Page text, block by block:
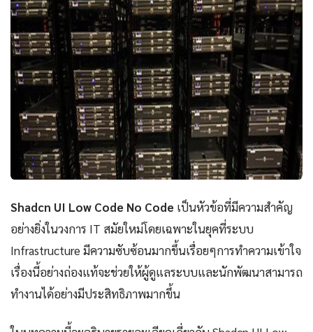
Shadcn UI Low Code No Code เป็นหัวข้อที่มีความสำคัญ
อย่างยิ่งในวงการ IT สมัยใหม่โดยเฉพาะในยุคที่ระบบ
Infrastructure มีความซับซ้อนมากขึ้นเรื่อยๆการทำความเข้าใจ
เรื่องนี้อย่างถ่องแท้จะช่วยให้ผู้ดูแลระบบและนักพัฒนาสามารถ
ทำงานได้อย่างมีประสิทธิภาพมากขึ้น